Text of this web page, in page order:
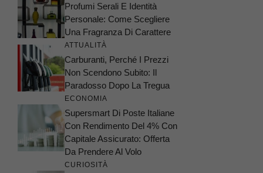
Profumi Serali E Identità
Personale: Come Scegliere
Una Fragranza Di Carattere
ATTUALITÀ
Carburanti, Perché I Prezzi
Non Scendono Subito: Il
Paradosso Dopo La Tregua
ECONOMIA
Supersmart Di Poste Italiane
Con Rendimento Del 4% Con
Capitale Assicurato: Offerta
Da Prendere Al Volo
CURIOSITÀ